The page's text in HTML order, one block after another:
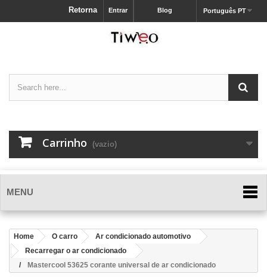
Português PT
Blog
Entrar
Retorna
Carrinho (vazio)
MENU
Home O carro
Ar condicionado automotivo
Recarregar o ar condicionado
Mastercool 53625 corante universal de ar condicionado